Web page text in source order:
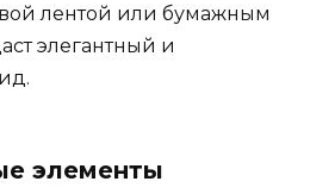
лентой или бумажным
элегантный и
элементы